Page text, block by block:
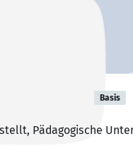
Wiemer Basis
Pädagogische